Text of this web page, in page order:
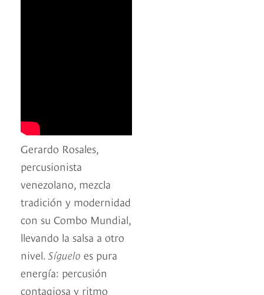
Gerardo Rosales,
percusionista
venezolano, mezcla
tradición y modernidad
con su Combo Mundial,
llevando la salsa a otro
nivel. Síguelo es pura
energía: percusión
contagiosa y ritmo